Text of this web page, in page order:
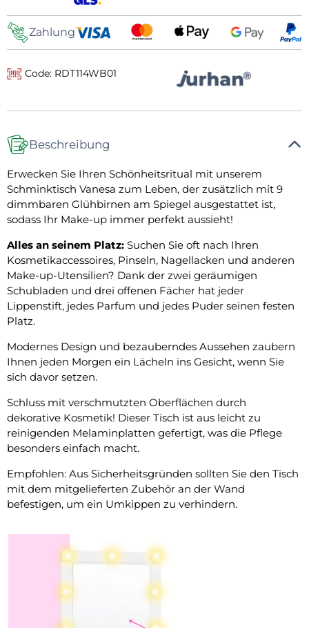
Zahlung
Code: RDT114WB01
Beschreibung
Erwecken Sie Ihren Schönheitsritual mit unserem
Schminktisch Vanesa zum Leben, der zusätzlich mit 9
dimmbaren Glühbirnen am Spiegel ausgestattet ist,
sodass Ihr Make-up immer perfekt aussieht!
Alles an seinem Platz: Suchen Sie oft nach Ihren
Kosmetikaccessoires, Pinseln, Nagellacken und anderen
Make-up-Utensilien? Dank der zwei geräumigen
Schubladen und drei offenen Fächer hat jeder
Lippenstift, jedes Parfum und jedes Puder seinen festen
Platz.
Modernes Design und bezauberndes Aussehen zaubern
Ihnen jeden Morgen ein Lächeln ins Gesicht, wenn Sie
sich davor setzen.
Schluss mit verschmutzten Oberflächen durch
dekorative Kosmetik! Dieser Tisch ist aus leicht zu
reinigenden Melaminplatten gefertigt, was die Pflege
besonders einfach macht.
Empfohlen: Aus Sicherheitsgründen sollten Sie den Tisch
mit dem mitgelieferten Zubehör an der Wand
befestigen, um ein Umkippen zu verhindern.